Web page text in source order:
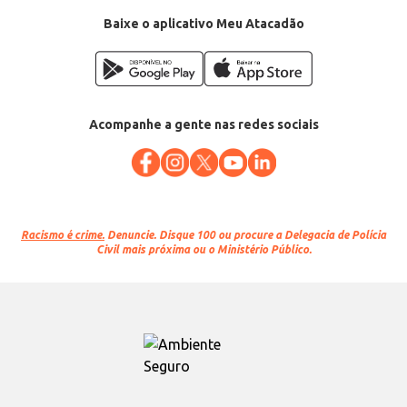
Baixe o aplicativo Meu Atacadão
Acompanhe a gente nas redes sociais
Racismo é crime. Denuncie. Disque 100 ou procure a Delegacia de Polícia
Civil mais próxima ou o Ministério Público.